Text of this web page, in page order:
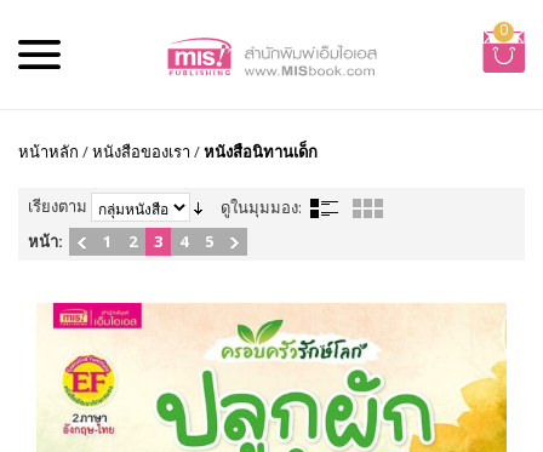
0
หน้าหลัก /หนังสือของเรา /หนังสือนิทานเด็ก
เรียงตาม
ดูในมุมมอง:
หน้า:
1 2 3 4 5